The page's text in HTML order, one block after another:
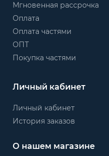
Мгновенная рассрочка
Оплата
Оплата частями
ОПТ
Покупка частями
Личный кабинет
Личный кабинет
История заказов
О нашем магазине